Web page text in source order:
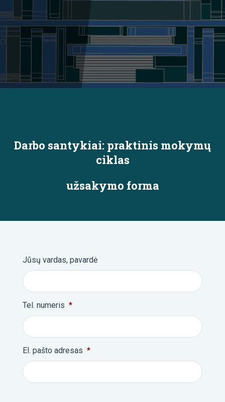
Darbo santykiai: praktinis mokymų
ciklas
užsakymo forma
Jūsų vardas, pavardė
Tel. numeris *
El. pašto adresas *